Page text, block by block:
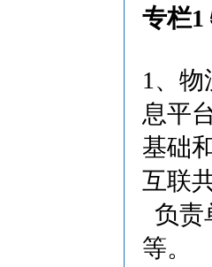
专栏1
1、
息平
基础
互联
负责
等。